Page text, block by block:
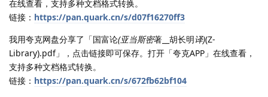
在线查看，支持多种文档格式转换。
链接： https://pan.quark.cn/s/d07f16270ff3
我用夸克网盘分享了「国富论(亚当斯密著__胡长明译)(Z-
Library).pdf」，点击链接即可保存。打开「夸克APP」在线查看，
支持多种文档格式转换。
链接： https://pan.quark.cn/s/672fb62bf104